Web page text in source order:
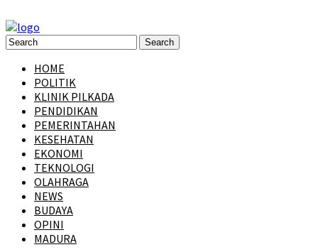
HOME
POLITIK
KLINIK PILKADA
PENDIDIKAN
PEMERINTAHAN
KESEHATAN
EKONOMI
TEKNOLOGI
OLAHRAGA
NEWS
BUDAYA
OPINI
MADURA